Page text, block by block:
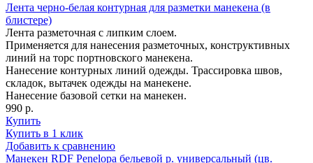
Лента черно-белая контурная для разметки манекена (в
блистере)
Лента разметочная с липким слоем.
Применяется для нанесения разметочных, конструктивных
линий на торс портновского манекена.
Нанесение контурных линий одежды. Трассировка швов,
складок, вытачек одежды на манекене.
Нанесение базовой сетки на манекен.
990 р.
Купить
Купить в 1 клик
Добавить к сравнению
Манекен RDF Penelopa бельевой р. универсальный (цв.